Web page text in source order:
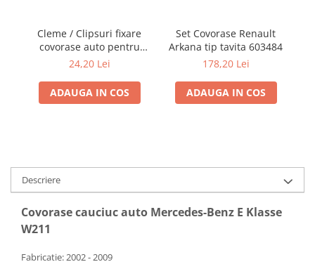
Cleme / Clipsuri fixare
covorase auto pentru
Renault / Nissan
24,20 Lei
ADAUGA IN COS
Set Covorase Renault
Arkana tip tavita 603484
178,20 Lei
ADAUGA IN COS
Descriere
Covorase cauciuc auto Mercedes-Benz E Klasse
W211
Fabricatie: 2002 - 2009